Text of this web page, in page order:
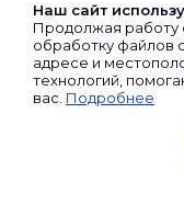
Наш сайт
Продолжая работу
обработку файлов
адресе и
технологий,
вас. Подробнее